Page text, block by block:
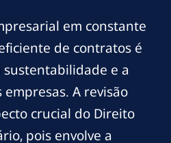
em constante
de contratos é
e a
A revisão
crucial do Direito
pois envolve a